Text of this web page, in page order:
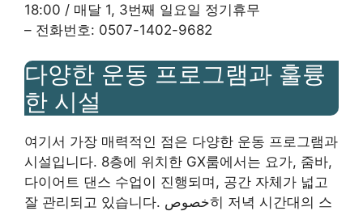
18:00 / 매달 1, 3번째 일요일 정기휴무
– 전화번호: 0507-1402-9682
다양한 운동 프로그램과 훌륭
한 시설
여기서 가장 매력적인 점은 다양한 운동 프로그램과
시설입니다. 8층에 위치한 GX룸에서는 요가, 줌바,
다이어트 댄스 수업이 진행되며, 공간 자체가 넓고
잘 관리되고 있습니다. خصوص히 저녁 시간대의 스